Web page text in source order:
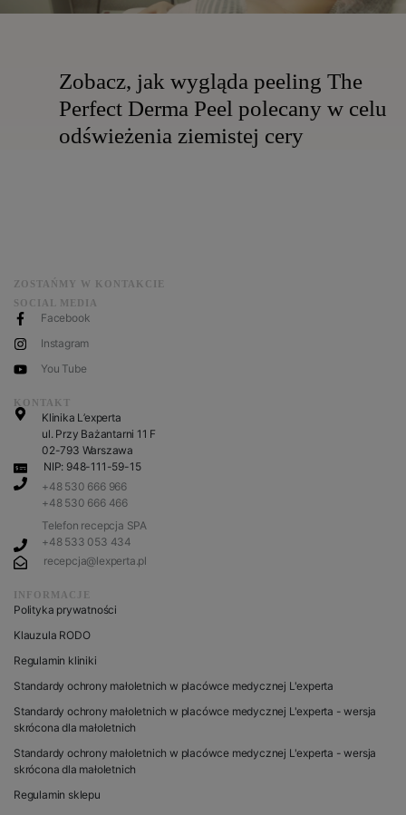
Zobacz, jak wygląda peeling The
Perfect Derma Peel polecany w celu
odświeżenia ziemistej cery
ZOSTAŃMY W KONTAKCIE
SOCIAL MEDIA
Facebook
Instagram
You Tube
KONTAKT
Klinika L’experta
ul. Przy Bażantarni 11 F
02-793 Warszawa
NIP: 948-111-59-15
+48 530 666 966
+48 530 666 466
Telefon recepcja SPA
+48 533 053 434
recepcja@lexperta.pl
INFORMACJE
Polityka prywatności
Klauzula RODO
Regulamin kliniki
Standardy ochrony małoletnich w placówce medycznej L'experta
Standardy ochrony małoletnich w placówce medycznej L'experta - wersja
skrócona dla małoletnich
Standardy ochrony małoletnich w placówce medycznej L'experta - wersja
skrócona dla małoletnich
Regulamin sklepu